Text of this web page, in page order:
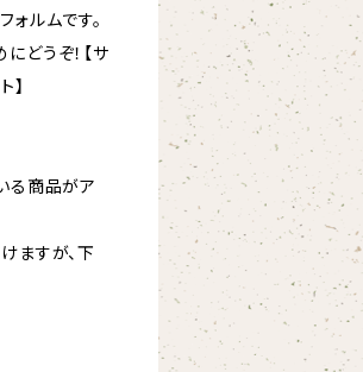
ルムです。
どうぞ！【サ
】
る商品がア
ますが、下